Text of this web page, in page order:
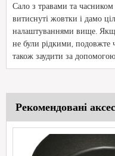
Сало з травами та
витиснуті жовтки і дамо
налаштуваннями вище.
не були рідкими,
також заудити за
Рекомендовані